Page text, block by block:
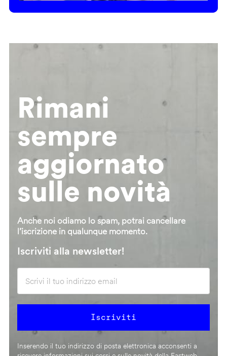
Rimani
sempre
aggiornato
sulle novità
Anche noi odiamo lo spam, potrai cancellare
l’iscrizione in qualunque momento.
Iscriviti alla newsletter!
Inserendo il tuo indirizzo di posta elettronica acconsenti a